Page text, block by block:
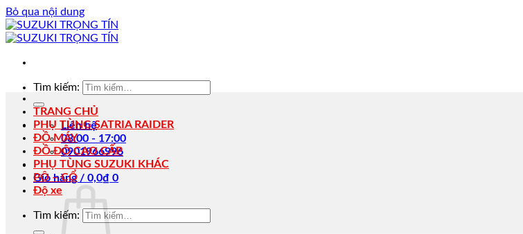
Bỏ qua nội dung
Tìm kiếm:
Liên hệ
08:00 - 17:00
0901966996
Giỏ hàng / 0,0₫ 0
TRANG CHỦ
PHỤ TÙNG SATRIA RAIDER
ĐỒ MÁY
ĐỒ ĐỘ CAO CẤP
PHỤ TÙNG SUZUKI KHÁC
PÔ – CỔ
Độ xe
Tìm kiếm: